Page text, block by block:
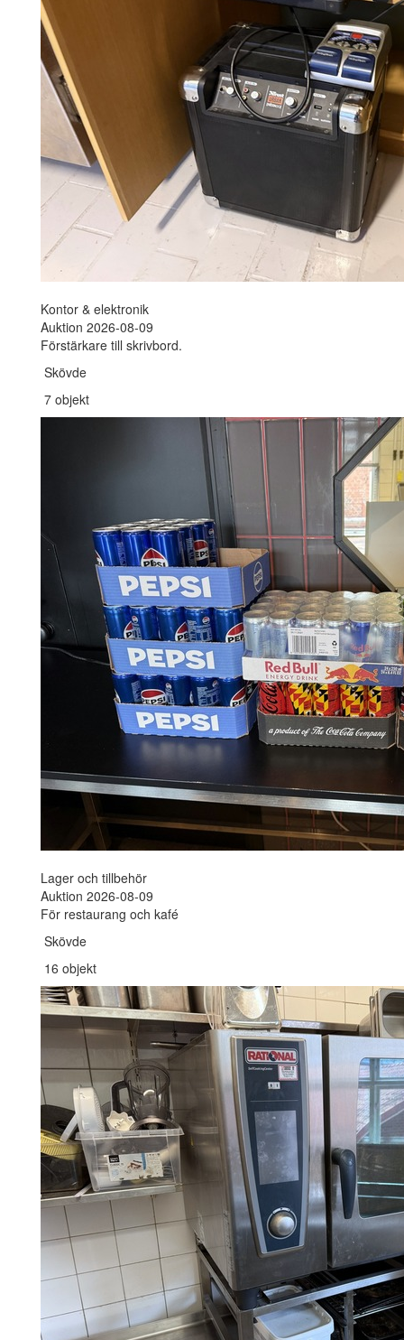
Kontor & elektronik
Auktion 2026-08-09
Förstärkare till skrivbord.
Skövde
7 objekt
Lager och tillbehör
Auktion 2026-08-09
För restaurang och kafé
Skövde
16 objekt